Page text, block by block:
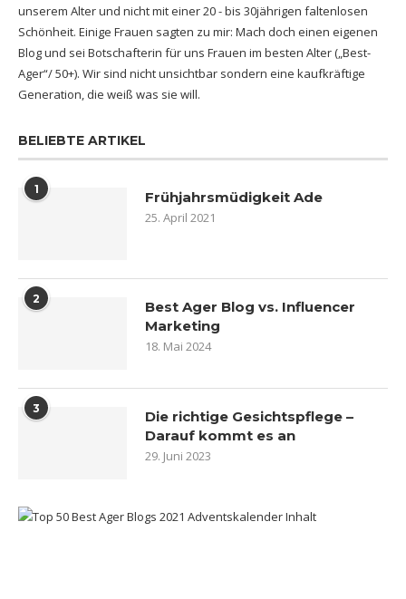
unserem Alter und nicht mit einer 20 - bis 30jährigen faltenlosen
Schönheit. Einige Frauen sagten zu mir: Mach doch einen eigenen
Blog und sei Botschafterin für uns Frauen im besten Alter („Best-
Ager“/ 50+). Wir sind nicht unsichtbar sondern eine kaufkräftige
Generation, die weiß was sie will.
BELIEBTE ARTIKEL
1 Frühjahrsmüdigkeit Ade
25. April 2021
2
Best Ager Blog vs. Influencer
Marketing
18. Mai 2024
3
Die richtige Gesichtspflege –
Darauf kommt es an
29. Juni 2023